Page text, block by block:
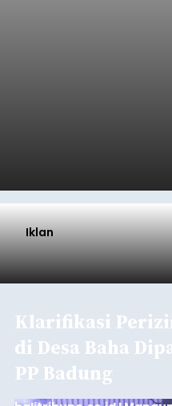
Iklan
Klarifikasi
di Desa Baha
PP Badung